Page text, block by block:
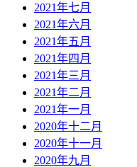
2021年七月
2021年六月
2021年五月
2021年四月
2021年三月
2021年二月
2021年一月
2020年十二月
2020年十一月
2020年九月